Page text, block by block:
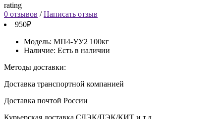
rating
0 отзывов /Написать отзыв
950₽
Модель: МП4-УУ2 100кг
Наличие: Есть в наличии
Методы доставки:
Доставка транспортной компанией
Доставка почтой России
Курьерская доставка СДЭК/ПЭК/КИТ и т.д.